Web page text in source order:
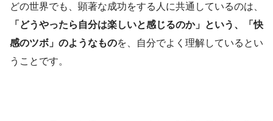
どの世界でも、顕著な成功をする人に共通しているのは、
「どうやったら自分は楽しいと感じるのか」という、「快
感のツボ」のようなものを、自分でよく理解しているとい
うことです。